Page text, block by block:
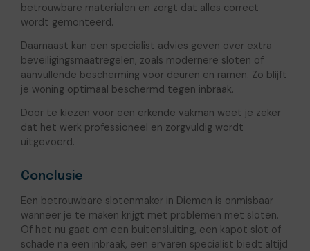
betrouwbare materialen en zorgt dat alles correct
wordt gemonteerd.
Daarnaast kan een specialist advies geven over extra
beveiligingsmaatregelen, zoals modernere sloten of
aanvullende bescherming voor deuren en ramen. Zo blijft
je woning optimaal beschermd tegen inbraak.
Door te kiezen voor een erkende vakman weet je zeker
dat het werk professioneel en zorgvuldig wordt
uitgevoerd.
Conclusie
Een betrouwbare slotenmaker in Diemen is onmisbaar
wanneer je te maken krijgt met problemen met sloten.
Of het nu gaat om een buitensluiting, een kapot slot of
schade na een inbraak, een ervaren specialist biedt altijd